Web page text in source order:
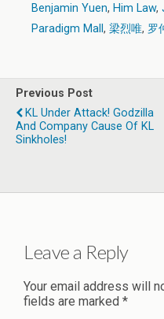
Benjamin Yuen, Him Law,
Paradigm Mall , 梁烈唯, 罗
Previous Post
KL Under Attack! Godzilla
And Company Cause Of KL
Sinkholes!
Leave a Reply
Your email address will
fields are marked *